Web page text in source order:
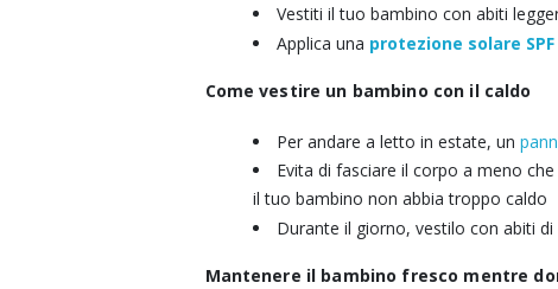
Vestiti il tuo bambino con abiti
Applica una protezione solare SPF
Come vestire un bambino con il caldo
Per andare a letto in estate, un
Evita di fasciare il corpo a meno
il tuo bambino non abbia troppo caldo
Durante il giorno, vestilo con abiti
Mantenere il bambino fresco mentre